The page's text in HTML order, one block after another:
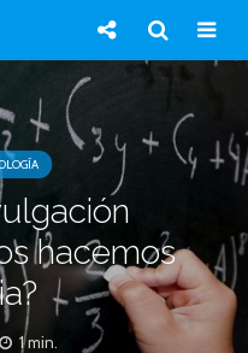
hacemos
1 min.